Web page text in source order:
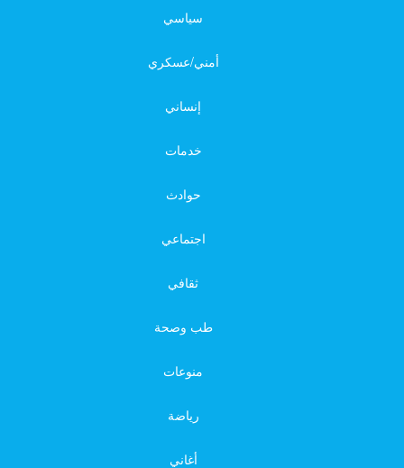
سياسي
أمني/عسكري
إنساني
خدمات
حوادث
اجتماعي
ثقافي
طب وصحة
منوعات
رياضة
أغاني